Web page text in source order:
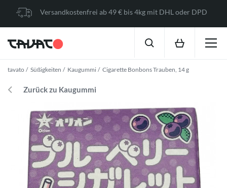
Versandkostenfrei ab 49 € bis 4kg mit DHL oder DPD
tavato Süßigkeiten Kaugummi Cigarette Bonbons Trauben, 14 g
Zurück zu Kaugummi